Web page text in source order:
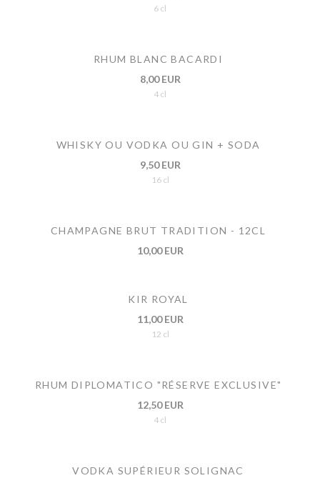
6 cl
RHUM BLANC BACARDI
8,00 EUR
4 cl
WHISKY OU VODKA OU GIN + SODA
9,50 EUR
16 cl
CHAMPAGNE BRUT TRADITION - 12CL
10,00 EUR
KIR ROYAL
11,00 EUR
12 cl
RHUM DIPLOMATICO "RÉSERVE EXCLUSIVE"
12,50 EUR
4 cl
VODKA SUPÉRIEUR SOLIGNAC